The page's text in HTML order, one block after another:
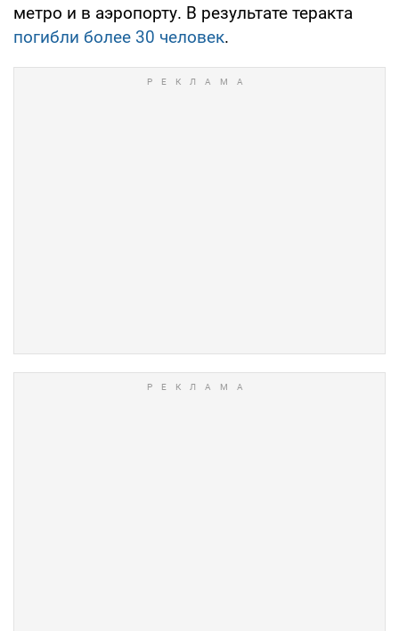
метро и в аэропорту. В результате теракта
погибли более 30 человек.